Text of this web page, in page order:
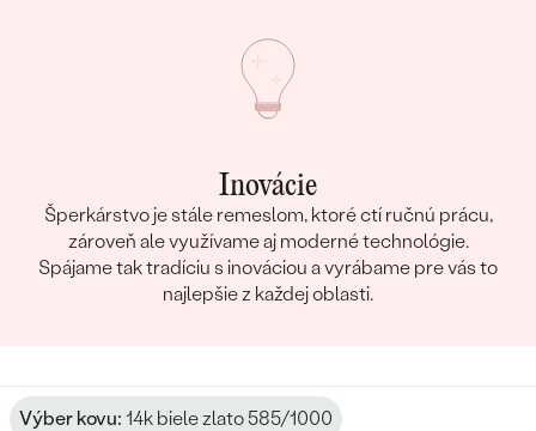
Inovácie
Šperkárstvo je stále remeslom, ktoré ctí ručnú prácu,
zároveň ale využívame aj moderné technológie.
Spájame tak tradíciu s inováciou a vyrábame pre vás to
najlepšie z každej oblasti.
Výber kovu: 14k biele zlato 585/1000